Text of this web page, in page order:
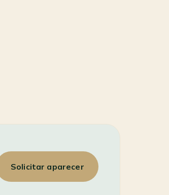
Solicitar aparecer